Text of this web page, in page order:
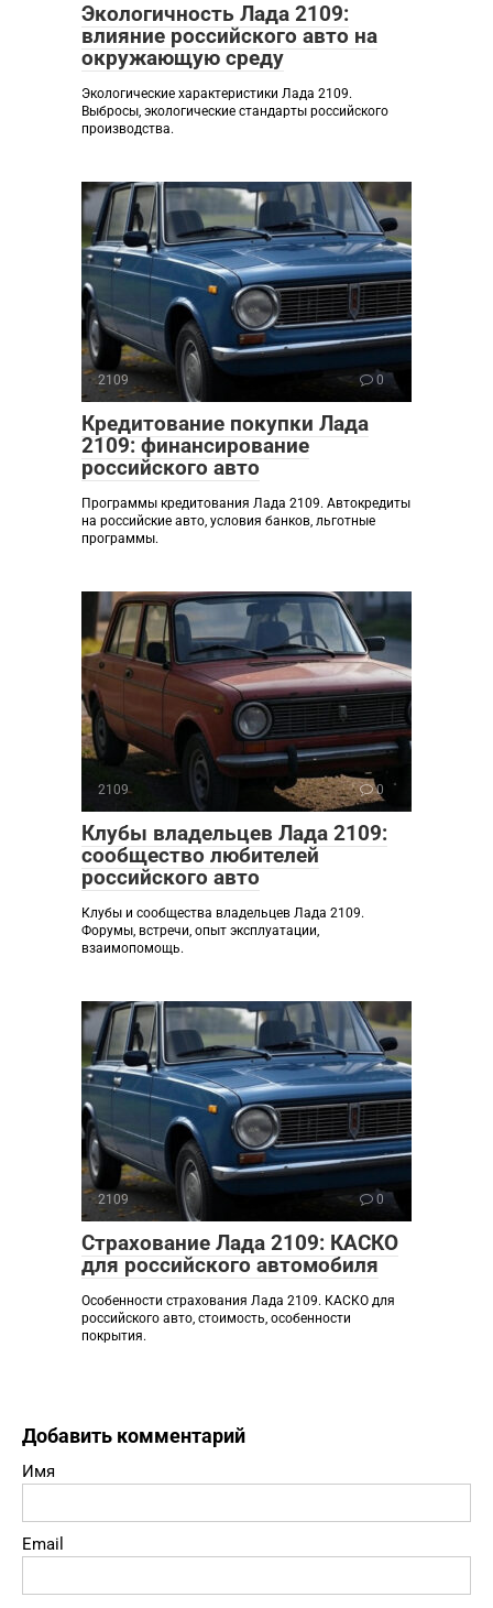
Экологичность Лада 2109:
влияние российского авто на
окружающую среду
Экологические характеристики Лада 2109.
Выбросы, экологические стандарты российского
производства.
2109 0
Кредитование покупки Лада
2109: финансирование
российского авто
Программы кредитования Лада 2109. Автокредиты
на российские авто, условия банков, льготные
программы.
2109 0
Клубы владельцев Лада 2109:
сообщество любителей
российского авто
Клубы и сообщества владельцев Лада 2109.
Форумы, встречи, опыт эксплуатации,
взаимопомощь.
2109 0
Страхование Лада 2109: КАСКО
для российского автомобиля
Особенности страхования Лада 2109. КАСКО для
российского авто, стоимость, особенности
покрытия.
Добавить комментарий
Имя
Email